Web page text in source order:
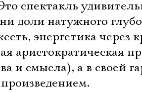
спектакль
доли натужного
энергетика через
аристократическая
и смысла), а в своей